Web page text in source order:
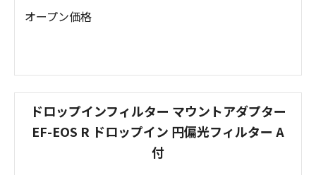
オープン価格
ドロップインフィルター マウントアダプター
EF-EOS R ドロップイン 円偏光フィルター A
付